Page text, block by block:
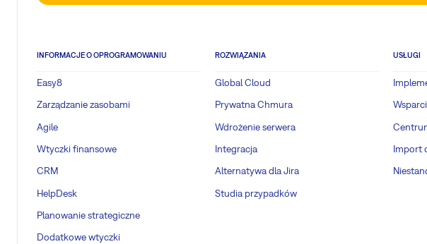
INFORMACJE O OPROGRAMOWANIU
Easy8
Zarządzanie zasobami
Agile
Wtyczki finansowe
CRM
HelpDesk
Planowanie strategiczne
Dodatkowe wtyczki
ROZWIĄZANIA
Global Cloud
Prywatna Chmura
Wdrożenie serwera
Integracja
Alternatywa dla Jira
Studia przypadków
USŁUGI
Import